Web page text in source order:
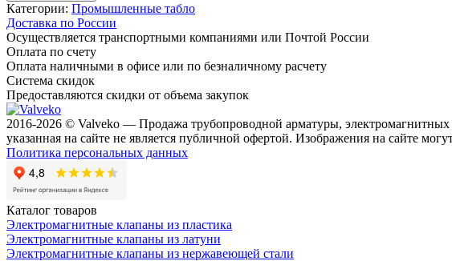
Категории: Промышленные табло
Доставка по России
Осуществляется транспортными компаниями или Почтой России
Оплата по счету
Оплата наличными в офисе или по безналичному расчету
Система скидок
Предоставляются скидки от объема закупок
2016-2026 © Valveko — Продажа трубопроводной арматуры,
указанная на сайте не является публичной офертой. Изображения на сайте
Политика персональных данных
Каталог товаров
Электромагнитные клапаны из пластика
Электромагнитные клапаны из латуни
Электромагнитные клапаны из нержавеющей стали